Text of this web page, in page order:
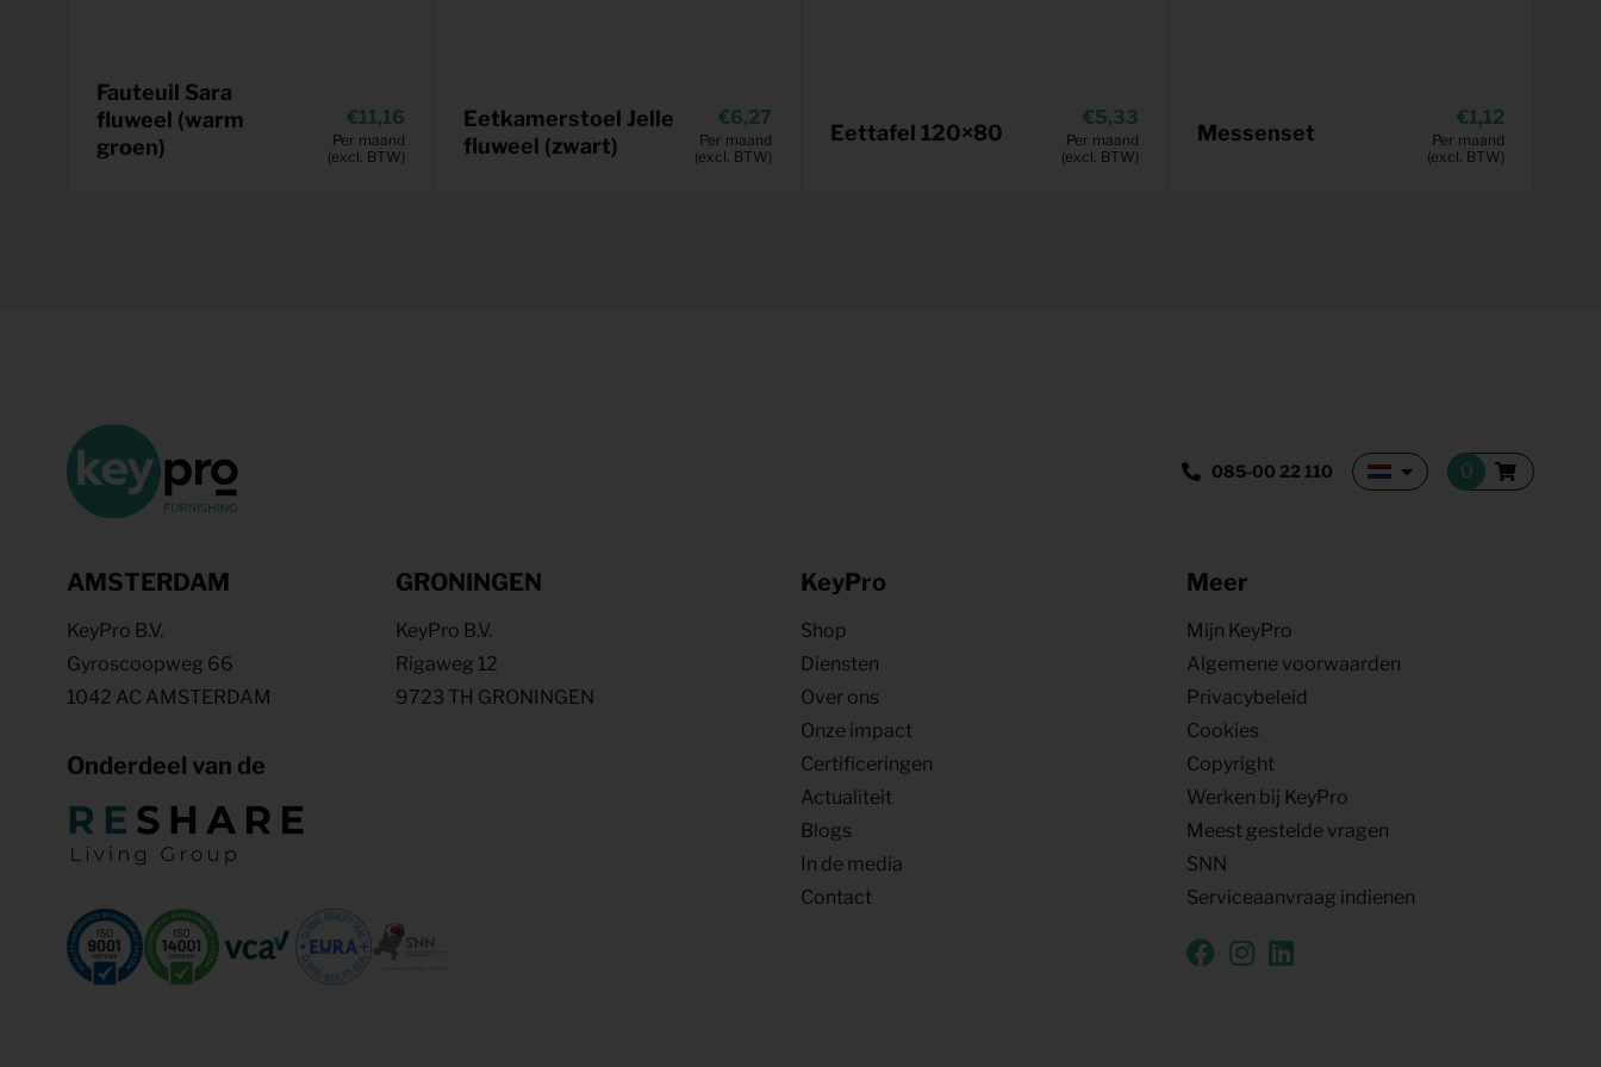
Fauteuil Sara
fluweel (warm
groen)
11,16
Per maand
(excl. BTW)
Eetkamerstoel Jelle
fluweel (zwart)
6,27
Per maand
(excl. BTW)
Eettafel 120×80
5,33
Per maand
(excl. BTW)
Messenset
1,12
Per maand
(excl. BTW)
085-00 22 110
AMSTERDAM
KeyPro B.V.
Gyroscoopweg 66
1042 AC AMSTERDAM
GRONINGEN
KeyPro B.V.
Rigaweg 12
9723 TH GRONINGEN
KeyPro
Shop
Diensten
Over ons
Onze impact
Certificeringen
Actualiteit
Blogs
In de media
Contact
Meer
Mijn KeyPro
Algemene voorwaarden
Privacybeleid
Cookies
Copyright
Werken bij KeyPro
Meest gestelde vragen
SNN
Serviceaanvraag indienen
Onderdeel van de